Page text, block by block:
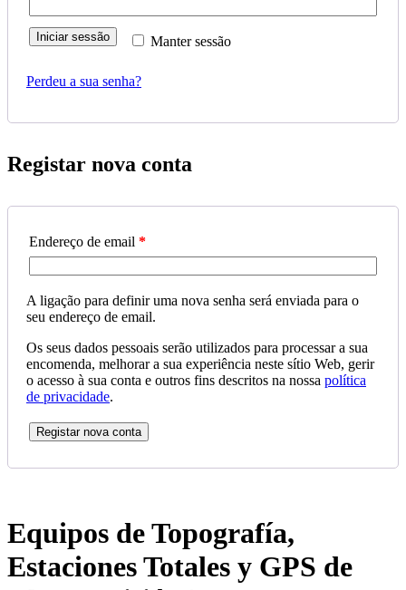
Manter sessão
Iniciar sessão
Perdeu a sua senha?
Registar nova conta
Endereço de email *
A ligação para definir uma nova senha será enviada para o
seu endereço de email.
Os seus dados pessoais serão utilizados para processar a sua
encomenda, melhorar a sua experiência neste sítio Web, gerir
o acesso à sua conta e outros fins descritos na nossa política
de privacidade.
Registar nova conta
Equipos de Topografía,
Estaciones Totales y GPS de